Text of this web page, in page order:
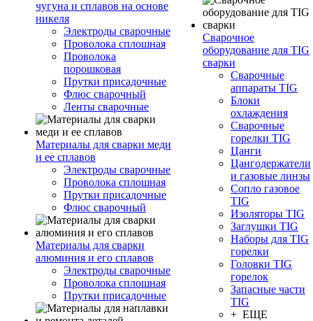
чугуна и сплавов на основе
никеля
Электроды сварочные
Проволока сплошная
Проволока
порошковая
Прутки присадочные
Флюс сварочный
Ленты сварочные
Материалы для сварки меди
и ее сплавов
Электроды сварочные
Проволока сплошная
Прутки присадочные
Флюс сварочный
Материалы для сварки
алюминия и его сплавов
Электроды сварочные
Проволока сплошная
Прутки присадочные
Сварочное
оборудование для TIG
сварки
Сварочные
аппараты TIG
Блоки
охлаждения
Сварочные
горелки TIG
Цанги
Цангодержатели
и газовые линзы
Сопло газовое
TIG
Изоляторы TIG
Заглушки TIG
Наборы для TIG
горелки
Головки TIG
горелок
Запасные части
TIG
+ ЕЩЕ